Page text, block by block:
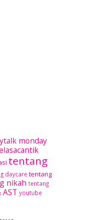
monday
tentang
daycare tentang
nikah tentang
youtube